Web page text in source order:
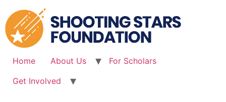
to
content
Home About Us
For Scholars
Get Involved